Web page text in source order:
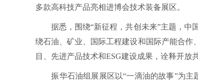
多款高科技产品亮相进博会技术装备展区。
据悉，围绕“新征程，共创未来”主题，中国
绕石油、矿业、国际工程建设和国际产能合作
目、先进产品技术和ESG建设成果，诠释开放
振华石油组展展区以“一滴油的故事”为主